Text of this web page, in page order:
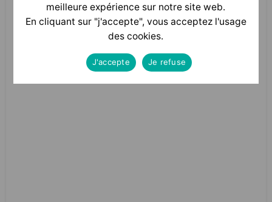
meilleure expérience sur notre site web.
En cliquant sur "j'accepte", vous acceptez l'usage
des cookies.
J'accepte Je refuse